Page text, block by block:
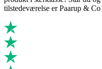
tilstedeværelse er Paarup &